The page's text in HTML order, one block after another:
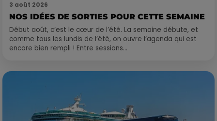
3 août 2026
NOS IDÉES DE SORTIES POUR CETTE SEMAINE
Début août, c’est le cœur de l’été. La semaine débute, et
comme tous les lundis de l’été, on ouvre l’agenda qui est
encore bien rempli ! Entre sessions...